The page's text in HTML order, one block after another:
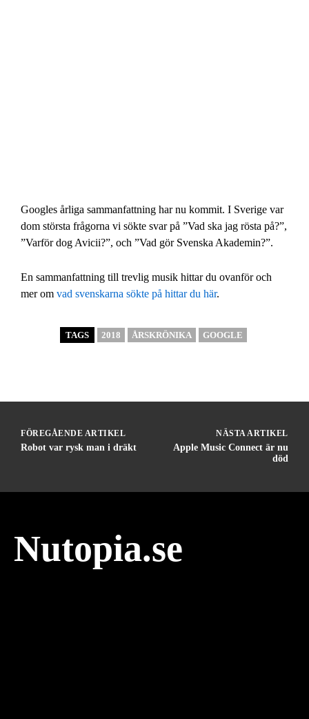
Googles årliga sammanfattning har nu kommit. I Sverige var
dom största frågorna vi sökte svar på ”Vad ska jag rösta på?”,
”Varför dog Avicii?”, och ”Vad gör Svenska Akademin?”.
En sammanfattning till trevlig musik hittar du ovanför och
mer om vad svenskarna sökte på hittar du här.
TAGS 2018 ÅRSKRÖNIKA GOOGLE
FÖREGÅENDE ARTIKEL
Robot var rysk man i dräkt
NÄSTA ARTIKEL
Apple Music Connect är nu
död
Nutopia.se